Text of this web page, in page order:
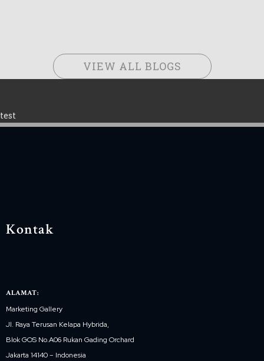
VIEW ALL BLOGS
test
Kontak
ALAMAT:
Marketing Gallery
Jl. Raya Terusan Kelapa Hybrida,
Blok GOS No.A06 Rukan Gading Orchard
Jakarta 14140 – Indonesia